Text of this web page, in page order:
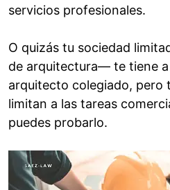
servicios profesionales.
O quizás tu sociedad
de arquitectura— te tiene
arquitecto colegiado, pero
limitan a las tareas
puedes probarlo.